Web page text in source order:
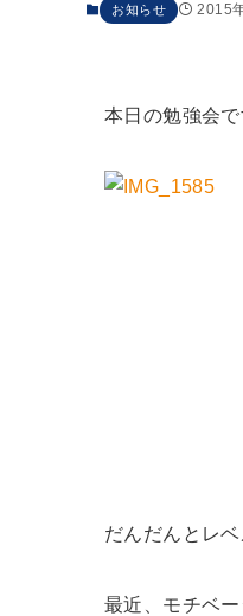
お知らせ 2015
本日の勉強会で
だんだんとレ
最近、モチベ